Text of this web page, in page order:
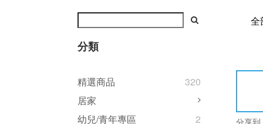
分類
精選商品
320
居家
幼兒/青年專區
2
全
分享到